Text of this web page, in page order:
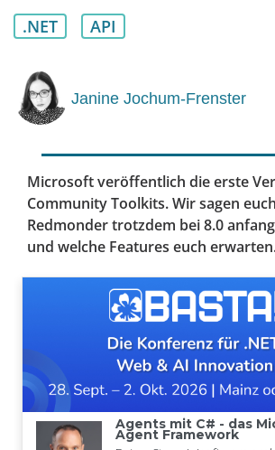
.NET API
Janine Jochum-Frenster
Microsoft veröffentlich die erste
Community Toolkits. Wir sagen
Redmonder trotzdem bei 8.0
und welche Features euch